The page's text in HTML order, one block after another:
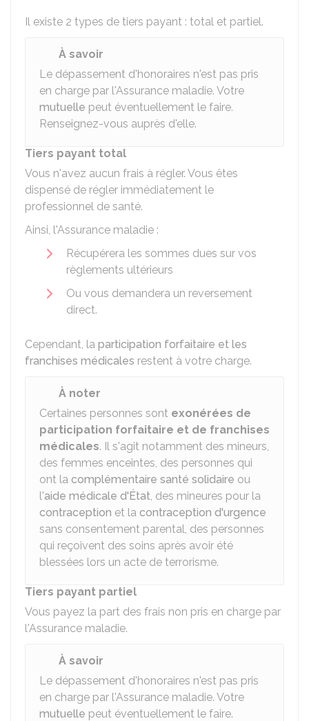
Il existe 2 types de tiers payant : total et partiel.
À savoir
Le dépassement d'honoraires n'est pas pris
en charge par l'Assurance maladie. Votre
mutuelle peut éventuellement le faire.
Renseignez-vous auprès d'elle.
Tiers payant total
Vous n'avez aucun frais à régler. Vous êtes
dispensé de régler immédiatement le
professionnel de santé.
Ainsi, l'Assurance maladie :
Récupérera les sommes dues sur vos
règlements ultérieurs
Ou vous demandera un reversement
direct.
Cependant, la participation forfaitaire et les
franchises médicales restent à votre charge.
À noter
Certaines personnes sont exonérées de
participation forfaitaire et de franchises
médicales. Il s'agit notamment des mineurs,
des femmes enceintes, des personnes qui
ont la complémentaire santé solidaire ou
l'aide médicale d'État, des mineures pour la
contraception et la contraception d'urgence
sans consentement parental, des personnes
qui reçoivent des soins après avoir été
blessées lors un acte de terrorisme.
Tiers payant partiel
Vous payez la part des frais non pris en charge par
l'Assurance maladie.
À savoir
Le dépassement d'honoraires n'est pas pris
en charge par l'Assurance maladie. Votre
mutuelle peut éventuellement le faire.